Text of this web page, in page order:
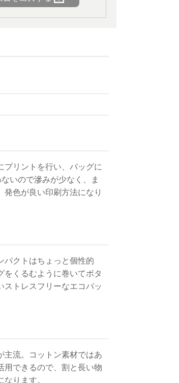
プリントを行い、バッグに
いので滲みが少なく、ま
色が良い印刷方法になり
パクトはちょっと個性的
をくるむように巻いてボタ
ストレスフリーなエコバッ
主流。コットン素材ではあ
用できるので、割と長い物
ります。